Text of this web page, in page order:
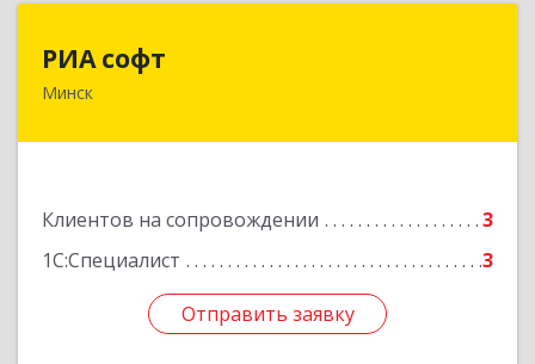
РИА софт
Минск
Клиентов на сопровождении
3
1С:Специалист
3
Отправить заявку
220040, г.Минск, ул.М.Богдановича, д.155, офис
Отправить заявку